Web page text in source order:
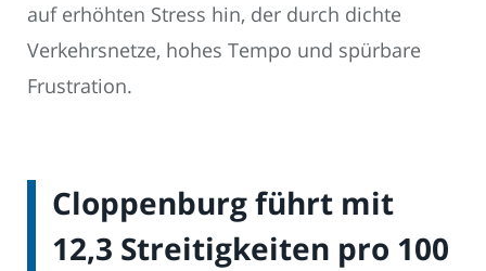
auf erhöhten Stress hin, der durch dichte
Verkehrsnetze, hohes Tempo und spürbare
Frustration.
Cloppenburg führt mit
12,3 Streitigkeiten pro 100